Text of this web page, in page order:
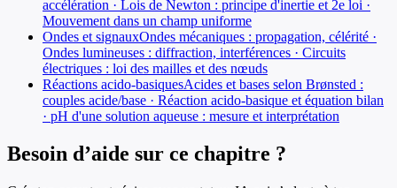
accélération · Lois de Newton : principe d'inertie et 2e loi ·
Mouvement dans un champ uniforme
Ondes et signauxOndes mécaniques : propagation, célérité ·
Ondes lumineuses : diffraction, interférences · Circuits
électriques : loi des mailles et des nœuds
Réactions acido-basiquesAcides et bases selon Brønsted :
couples acide/base · Réaction acido-basique et équation bilan
· pH d'une solution aqueuse : mesure et interprétation
Besoin d’aide sur ce chapitre ?